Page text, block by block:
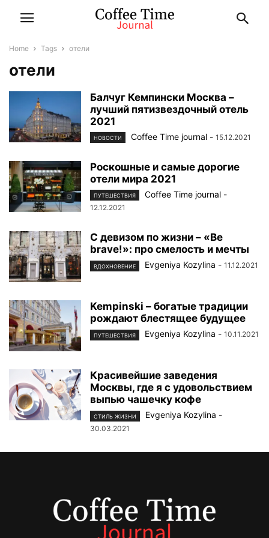
Home Tags отели
отели
Балчуг Кемпински Москва –
лучший пятизвездочный отель
2021
НОВОСТИ Coffee Time journal - 15.12.2021
Роскошные и самые дорогие
отели мира 2021
ПУТЕШЕСТВИЯ Coffee Time journal -
12.12.2021
С девизом по жизни – «Be
brave!»: про смелость и мечты
ВДОХНОВЕНИЕ Evgeniya Kozylina - 11.12.2021
Kempinski – богатые традиции
рождают блестящее будущее
ПУТЕШЕСТВИЯ Evgeniya Kozylina - 10.11.2021
Красивейшие заведения
Москвы, где я с удовольствием
выпью чашечку кофе
СТИЛЬ ЖИЗНИ Evgeniya Kozylina -
30.03.2021